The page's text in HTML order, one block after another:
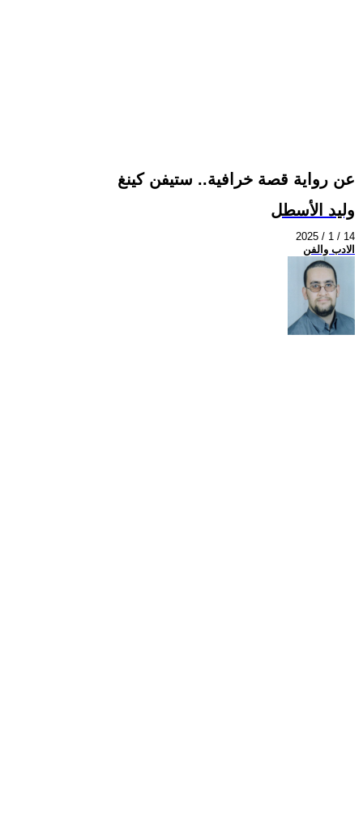
عن رواية قصة خرافية.. ستيفن كينغ
وليد الأسطل
2025 / 1 / 14
الادب والفن